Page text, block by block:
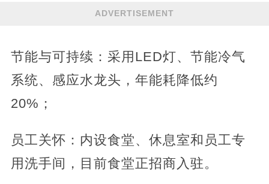
ADVERTISEMENT
节能与可持续：采用LED灯、节能冷气
系统、感应水龙头，年能耗降低约
20%；
员工关怀：内设食堂、休息室和员工专
用洗手间，目前食堂正招商入驻。